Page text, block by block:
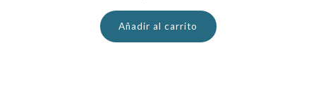
normal
Añadir al carrito